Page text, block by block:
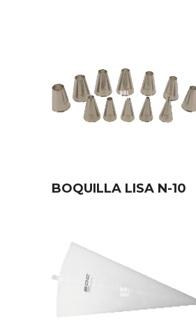
BOQUILLA LISA N-10